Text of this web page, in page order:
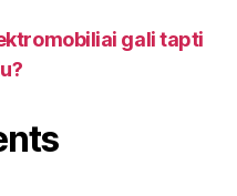
gali tapti